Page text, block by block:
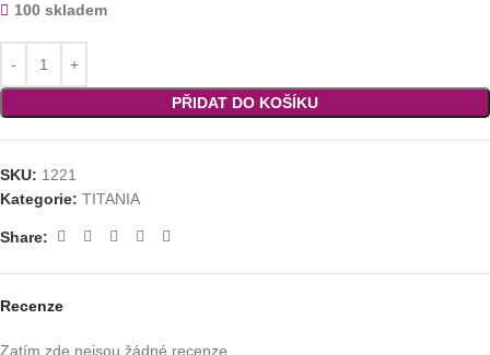
100 skladem
PŘIDAT DO KOŠÍKU
SKU: 1221
Kategorie: TITANIA
Share:
Recenze
Zatím zde nejsou žádné recenze.